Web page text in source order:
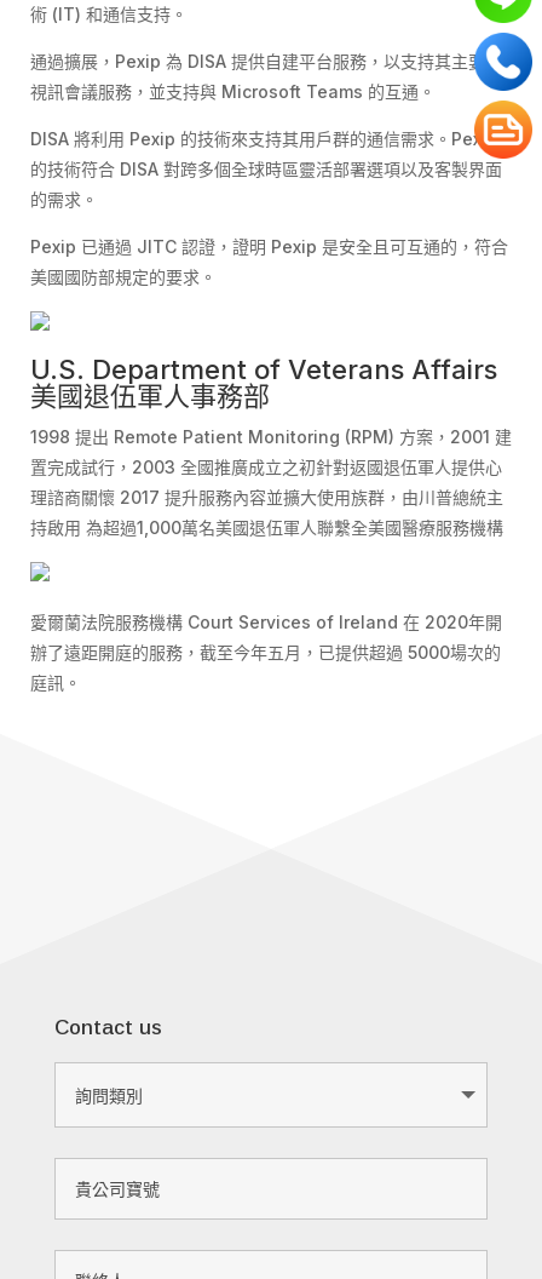
術 (IT) 和通信支持。
通過擴展，Pexip 為 DISA 提供自建平台服務，以支持其主要的
視訊會議服務，並支持與 Microsoft Teams 的互通。
DISA 將利用 Pexip 的技術來支持其用戶群的通信需求。Pexip
的技術符合 DISA 對跨多個全球時區靈活部署選項以及客製界面
的需求。
Pexip 已通過 JITC 認證，證明 Pexip 是安全且可互通的，符合
美國國防部規定的要求。
U.S. Department of Veterans Affairs
美國退伍軍人事務部
1998 提出 Remote Patient Monitoring (RPM) 方案，2001 建
置完成試行，2003 全國推廣成立之初針對返國退伍軍人提供心
理諮商關懷 2017 提升服務內容並擴大使用族群，由川普總統主
持啟用 為超過1,000萬名美國退伍軍人聯繫全美國醫療服務機構
愛爾蘭法院服務機構 Court Services of Ireland 在 2020年開
辦了遠距開庭的服務，截至今年五月，已提供超過 5000場次的
庭訊。
Contact us